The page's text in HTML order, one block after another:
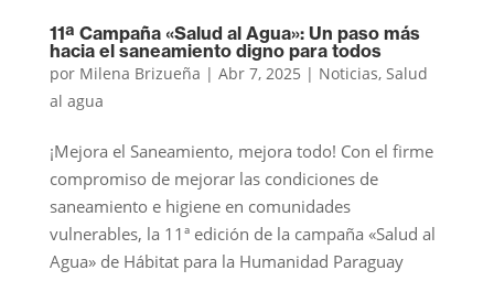
11ª Campaña «Salud al Agua»: Un paso más
hacia el saneamiento digno para todos
por Milena Brizueña | Abr 7, 2025 | Noticias, Salud
al agua
¡Mejora el Saneamiento, mejora todo! Con el firme
compromiso de mejorar las condiciones de
saneamiento e higiene en comunidades
vulnerables, la 11ª edición de la campaña «Salud al
Agua» de Hábitat para la Humanidad Paraguay